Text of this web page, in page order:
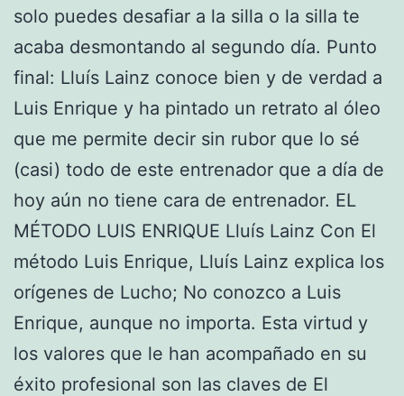
solo puedes desafiar a la silla o la silla te
acaba desmontando al segundo día. Punto
final: Lluís Lainz conoce bien y de verdad a
Luis Enrique y ha pintado un retrato al óleo
que me permite decir sin rubor que lo sé
(casi) todo de este entrenador que a día de
hoy aún no tiene cara de entrenador. EL
MÉTODO LUIS ENRIQUE Lluís Lainz Con El
método Luis Enrique, Lluís Lainz explica los
orígenes de Lucho; No conozco a Luis
Enrique, aunque no importa. Esta virtud y
los valores que le han acompañado en su
éxito profesional son las claves de El